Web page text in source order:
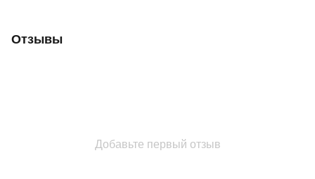
Отзывы
Добавьте первый отзыв